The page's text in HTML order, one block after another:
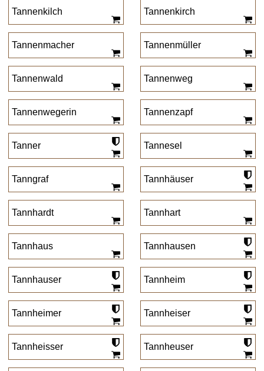
Tannenkilch Tannenkirch
Tannenmacher Tannenmüller
Tannenwald Tannenweg
Tannenwegerin Tannenzapf
Tanner Tannesel
Tanngraf Tannhäuser
Tannhardt Tannhart
Tannhaus Tannhausen
Tannhauser Tannheim
Tannheimer Tannheiser
Tannheisser Tannheuser